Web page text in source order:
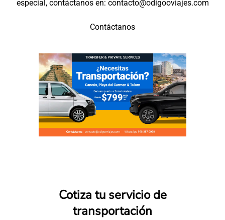
especial, contáctanos en: contacto@odigooviajes.com
Contáctanos
Cotiza tu servicio de
transportación